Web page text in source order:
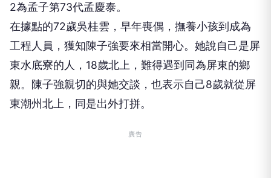
2為孟子第73代孟慶泰。
在據點的72歲吳桂雲，早年喪偶，撫養小孩到成為
工程人員，獲知陳子強要來相當開心。她說自己是屏
東水底寮的人，18歲北上，難得遇到同為屏東的鄉
親。陳子強親切的與她交談，也表示自己8歲就從屏
東潮州北上，同是出外打拼。
廣告